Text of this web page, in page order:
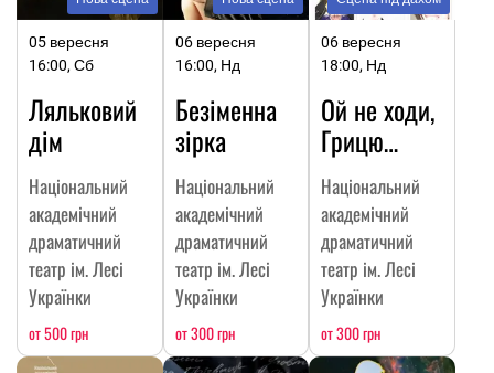
05 вересня
16:00, Сб
Ляльковий
дім
Національний
академічний
драматичний
театр ім. Лесі
Українки
от 500 грн
06 вересня
16:00, Нд
Безіменна
зірка
Національний
академічний
драматичний
театр ім. Лесі
Українки
от 300 грн
06 вересня
18:00, Нд
Ой не ходи,
Грицю…
Національний
академічний
драматичний
театр ім. Лесі
Українки
от 300 грн